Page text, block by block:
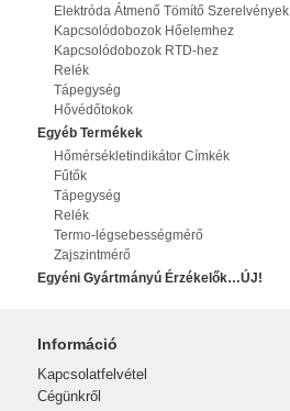
Elektróda Átmenő Tömítő Szerelvények
Kapcsolódobozok Hőelemhez
Kapcsolódobozok RTD-hez
Relék
Tápegység
Hővédőtokok
Egyéb Termékek
Hőmérsékletindikátor Címkék
Fűtők
Tápegység
Relék
Termo-légsebességmérő
Zajszintmérő
Egyéni Gyártmányú Érzékelők…ÚJ!
Információ
Kapcsolatfelvétel
Cégünkről